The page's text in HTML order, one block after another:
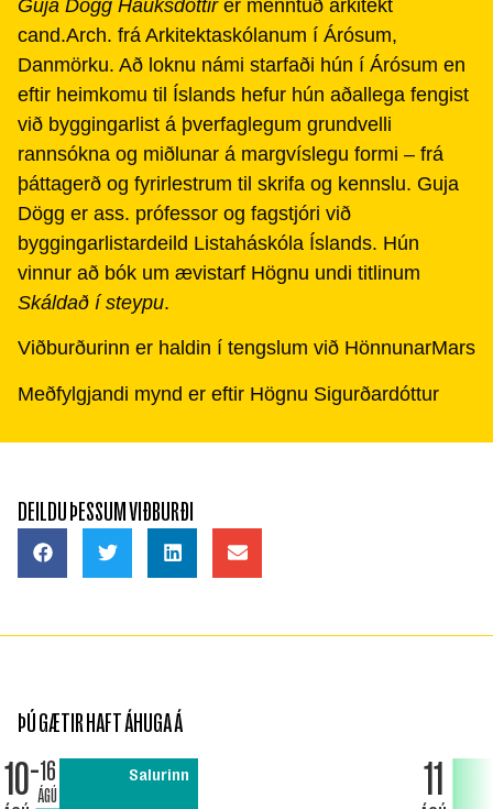
Guja Dögg Hauksdóttirer menntuð arkitekt
cand.Arch. frá Arkitektaskólanum í Árósum,
Danmörku. Að loknu námi starfaði hún í Árósum en
eftir heimkomu til Íslands hefur hún aðallega fengist
við byggingarlist á þverfaglegum grundvelli
rannsókna og miðlunar á margvíslegu formi – frá
þáttagerð og fyrirlestrum til skrifa og kennslu. Guja
Dögg er ass. prófessor og fagstjóri við
byggingarlistardeild Listaháskóla Íslands. Hún
vinnur að bók um ævistarf Högnu undi titlinum
Skáldað í steypu.
Viðburðurinn er haldin í tengslum við HönnunarMars
Meðfylgjandi mynd er eftir Högnu Sigurðardóttur
DEILDU ÞESSUM VIÐBURÐI
ÞÚ GÆTIR HAFT ÁHUGA Á
10 16
ÁGÚ
Salurinn 11